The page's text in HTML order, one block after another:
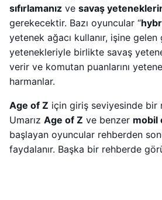
sıfırlamanız ve savaş
gerekecektir. Bazı oyuncular “
yetenek ağacı kullanır, işine gelen
yetenekleriyle birlikte savaş
verir ve komutan puanlarını
harmanlar.
Age of Z için giriş seviyesinde bir
Umarız Age of Z ve benzer mobil
başlayan oyuncular rehberden
faydalanır. Başka bir rehberde